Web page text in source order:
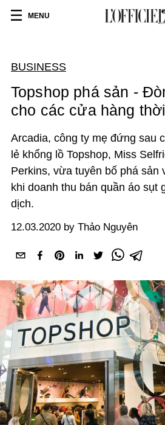
MENU
BUSINESS
Topshop phá sản -
cho các cửa hàng
Arcadia, công ty mẹ đứng sau
lẻ khổng lồ Topshop, Miss
Perkins, vừa tuyên bố phá sản
khi doanh thu bán quần áo sụt
dịch.
12.03.2020 by Thảo Nguyên